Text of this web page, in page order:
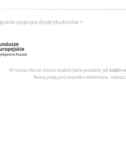
poprzez dystrybutorów >
W naszej ofercie można znaleźć takie produkty jak kubki
Naszą pasją jest ceramika reklamowa,